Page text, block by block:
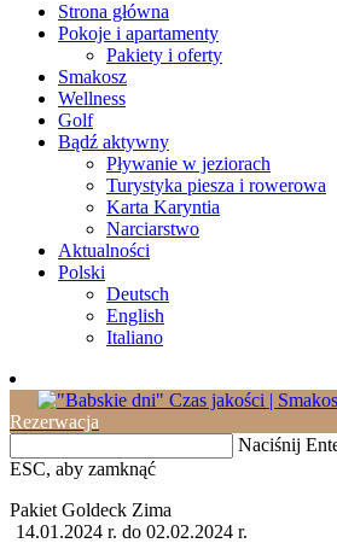
Strona główna
Pokoje i apartamenty
Pakiety i oferty
Smakosz
Wellness
Golf
Bądź aktywny
Pływanie w jeziorach
Turystyka piesza i rowerowa
Karta Karyntia
Narciarstwo
Aktualności
Polski
Deutsch
English
Italiano
Rezerwacja
Naciśnij
ESC, aby zamknąć
Pakiet Goldeck Zima
14.01.2024 r. do 02.02.2024 r.